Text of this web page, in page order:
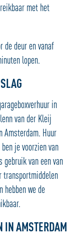
met het
de deur en vanaf
lopen.
in
van der Kleij
Amsterdam. Huur
je voorzien van
van een van
transportmiddelen
hebben we de
IN AMSTERDAM